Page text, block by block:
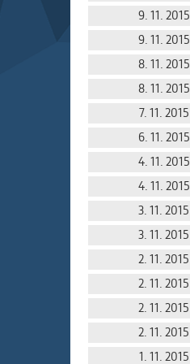
9. 11. 2015
9. 11. 2015
8. 11. 2015
8. 11. 2015
7. 11. 2015
6. 11. 2015
4. 11. 2015
4. 11. 2015
3. 11. 2015
3. 11. 2015
2. 11. 2015
2. 11. 2015
2. 11. 2015
2. 11. 2015
1. 11. 2015